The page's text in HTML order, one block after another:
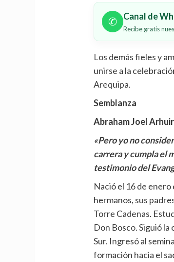
✆ Canal de
Recibe gratis
Los demás fieles y
unirse a la
Arequipa.
Semblanza
Abraham Joel
«Pero yo no
carrera y cumpla el
testimonio del
Nació el 16 de enero
hermanos, sus
Torre Cadenas.
Don Bosco. Siguió
Sur. Ingresó al
formación hacia el